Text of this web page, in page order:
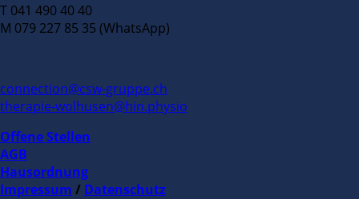
T 041 490 40 40
M 079 227 85 35 (WhatsApp)
connection@csw-gruppe.ch
therapie-wolhusen@hin.physio
Offene Stellen
AGB
Hausordnung
Impressum / Datenschutz